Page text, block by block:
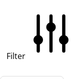
Filter